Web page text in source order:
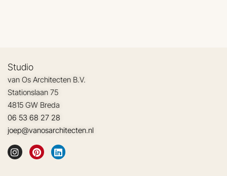
Studio
van Os Architecten B.V.
Stationslaan 75
4815 GW Breda
06 53 68 27 28
joep@vanosarchitecten.nl